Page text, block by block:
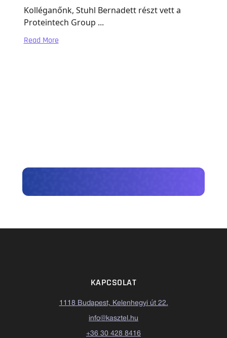
Kolléganőnk, Stuhl Bernadett részt vett a
Proteintech Group ...
Read More
KAPCSOLAT
1118 Budapest, Kelenhegyi út 22.
info@kasztel.hu
+36 30 428 8416